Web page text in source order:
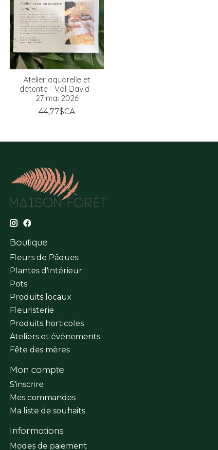
Atelier aquarelle et
détente - Val-David -
27 mai 2026
44,77$CA
Boutique
Fleurs de Pâques
Plantes d'intérieur
Pots
Produits locaux
Fleuristerie
Produits horticoles
Ateliers et événements
Fête des mères
Mon compte
S'inscrire
Mes commandes
Ma liste de souhaits
Informations
Modes de paiement